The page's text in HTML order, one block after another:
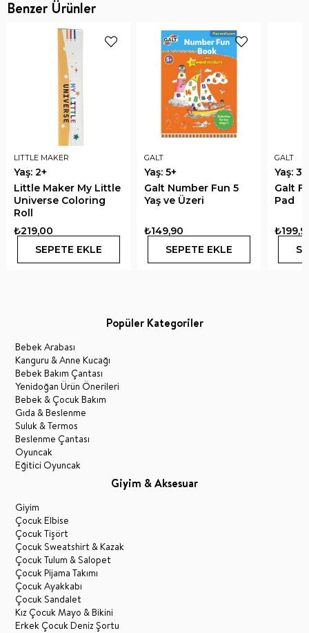
Benzer Ürünler
LITTLE MAKER
Yaş: 2+
Little Maker My Little
Universe Coloring
Roll
₺219,00
SEPETE EKLE
GALT
Yaş: 5+
Galt Number Fun 5
Yaş ve Üzeri
₺149,90
SEPETE EKLE
GALT
Yaş: 3+
Galt
Pad
Popüler Kategoriler
Bebek Arabası
Kanguru & Anne Kucağı
Bebek Bakım Çantası
Yenidoğan Ürün Önerileri
Bebek & Çocuk Bakım
Gıda & Beslenme
Suluk & Termos
Beslenme Çantası
Oyuncak
Eğitici Oyuncak
Giyim & Aksesuar
Giyim
Çocuk Elbise
Çocuk Tişört
Çocuk Sweatshirt & Kazak
Çocuk Tulum & Salopet
Çocuk Pijama Takımı
Çocuk Ayakkabı
Çocuk Sandalet
Kız Çocuk Mayo & Bikini
Erkek Çocuk Deniz Şortu